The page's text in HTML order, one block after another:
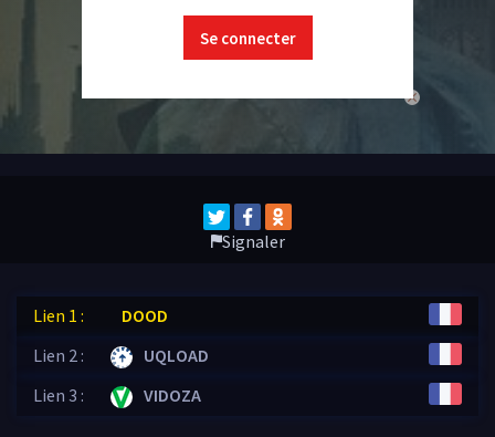
close
Se connecter
Signaler
Lien 1 :
DOOD
Lien 2 :
UQLOAD
Lien 3 :
VIDOZA